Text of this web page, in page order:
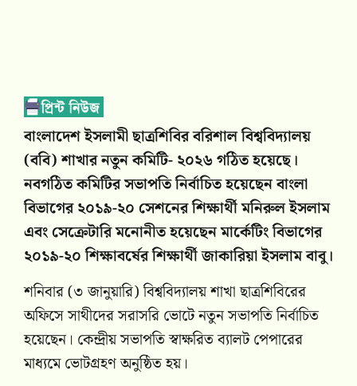
বাংলাদেশ ইসলামী ছাত্রশিবির বরিশাল বিশ্ববিদ্যালয়
(ববি) শাখার নতুন কমিটি- ২০২৬ গঠিত হয়েছে।
নবগঠিত কমিটির সভাপতি নির্বাচিত হয়েছেন বাংলা
বিভাগের ২০১৯-২০ সেশনের শিক্ষার্থী মনিরুল ইসলাম
এবং সেক্রেটারি মনোনীত হয়েছেন মার্কেটিং বিভাগের
২০১৯-২০ শিক্ষাবর্ষের শিক্ষার্থী জাকারিয়া ইসলাম বাবু।
শনিবার (৩ জানুয়ারি) বিশ্ববিদ্যালয় শাখা ছাত্রশিবিরের
অফিসে সাথীদের সরাসরি ভোটে নতুন সভাপতি নির্বাচিত
হয়েছেন। কেন্দ্রীয় সভাপতি স্বাক্ষরিত ব্যালট পেপারের
মাধ্যমে ভোটগ্রহণ অনুষ্ঠিত হয়।